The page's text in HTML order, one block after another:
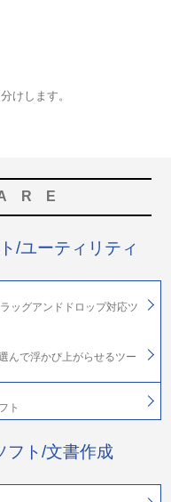
けします。
/ユーティリティ
ッグアンドドロップ対応ツ
んで浮かび上がらせるツー
ト
フト/文書作成